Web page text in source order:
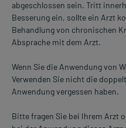
abgeschlossen sein. Tritt
Besserung ein, sollte ein Arzt
Behandlung von chronischen
Absprache mit dem Arzt.
Wenn Sie die Anwendung von
Verwenden Sie nicht die
Anwendung vergessen haben.
Bitte fragen Sie bei Ihrem Arzt